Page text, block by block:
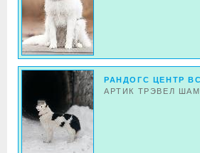
РАНДОГС ЦЕНТР
АРТИК ТРЭВЕЛ